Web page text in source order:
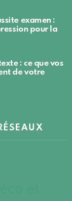
examen :
pour la
: ce que vos
de votre